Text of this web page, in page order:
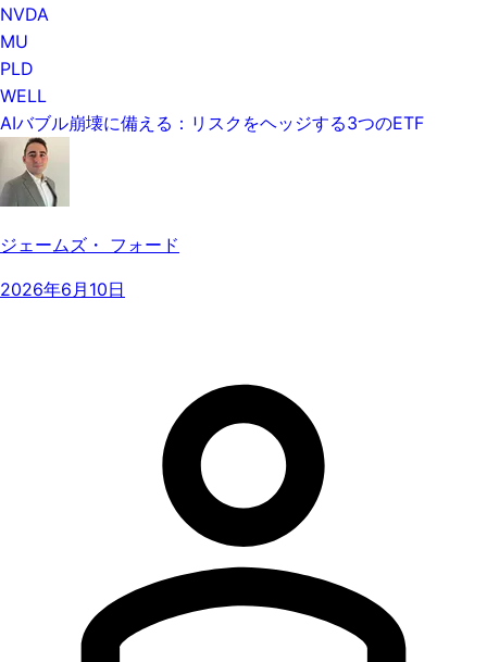
NVDA
MU
PLD
WELL
AIバブル崩壊に備える：リスクをヘッジする3つのETF
ジェームズ・ フォード
2026年6月10日